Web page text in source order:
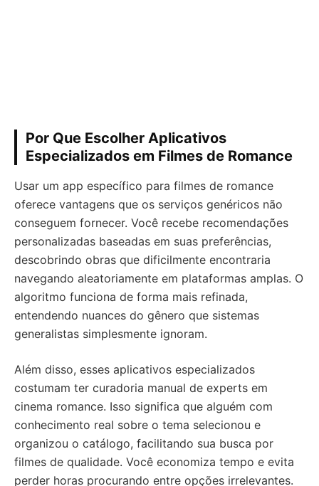
Por Que Escolher Aplicativos
Especializados em Filmes de Romance
Usar um app específico para filmes de romance
oferece vantagens que os serviços genéricos não
conseguem fornecer. Você recebe recomendações
personalizadas baseadas em suas preferências,
descobrindo obras que dificilmente encontraria
navegando aleatoriamente em plataformas amplas. O
algoritmo funciona de forma mais refinada,
entendendo nuances do gênero que sistemas
generalistas simplesmente ignoram.
Além disso, esses aplicativos especializados
costumam ter curadoria manual de experts em
cinema romance. Isso significa que alguém com
conhecimento real sobre o tema selecionou e
organizou o catálogo, facilitando sua busca por
filmes de qualidade. Você economiza tempo e evita
perder horas procurando entre opções irrelevantes.